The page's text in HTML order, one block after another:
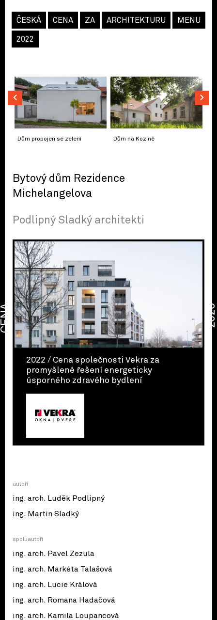
ČESKÁ CENA ZA ARCHITEKTURU
2022
MENU
Dům propojen se zelení Dům na Kozině
Bytový dům Rezidence
Michelangelova
Podlipný Sladký architekti
2022 / Cena společnosti Vekra za
promyšlené řešení energeticky
úsporného zdravého bydlení
autoři
ing. arch. Luděk Podlipný
ing. Martin Sladký
spoluautoři
ing. arch. Pavel Zezula
ing. arch. Markéta Talašová
ing. arch. Lucie Králová
ing. arch. Romana Hadačová
ing. arch. Kamila Loupancová
CENA 2026